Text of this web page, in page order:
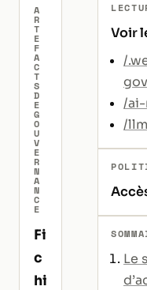
A
R
T
E
F
A
C
T
S
D
E
G
O
U
V
E
R
N
A
N
C
E
Fi
c
hi
Voir
/
/ai-
/
Le